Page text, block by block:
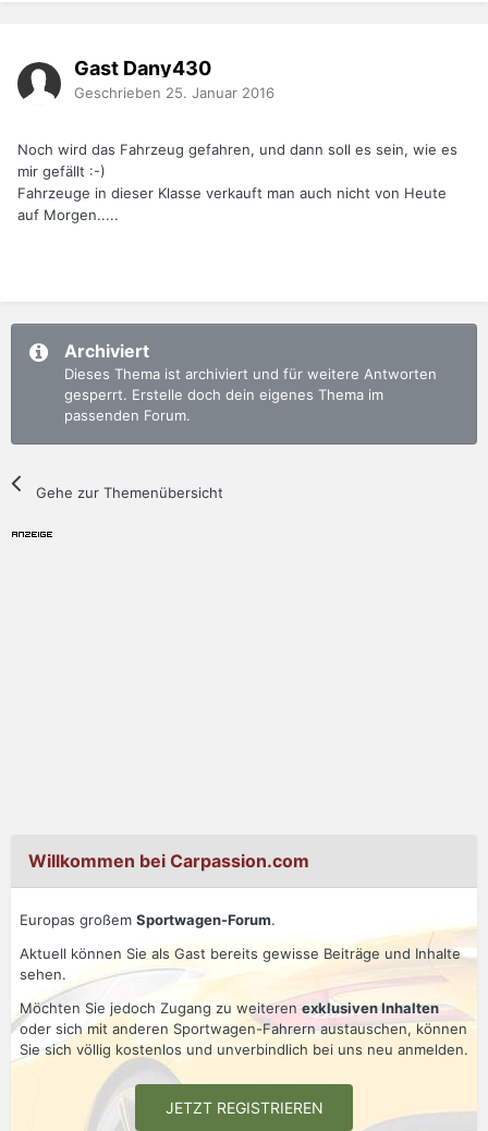
Gast Dany430
Geschrieben 25. Januar 2016
Noch wird das Fahrzeug gefahren, und dann soll es sein, wie es
mir gefällt :-)
Fahrzeuge in dieser Klasse verkauft man auch nicht von Heute
auf Morgen.....
Archiviert
Dieses Thema ist archiviert und für weitere Antworten
gesperrt. Erstelle doch dein eigenes Thema im
passenden Forum.
Gehe zur Themenübersicht
Willkommen bei Carpassion.com
Europas großem Sportwagen-Forum.
Aktuell können Sie als Gast bereits gewisse Beiträge und Inhalte
sehen.
Möchten Sie jedoch Zugang zu weiterenexklusiven Inhalten
oder sich mit anderen Sportwagen-Fahrern austauschen, können
Sie sich völlig kostenlos und unverbindlich bei uns neu anmelden.
JETZT REGISTRIEREN